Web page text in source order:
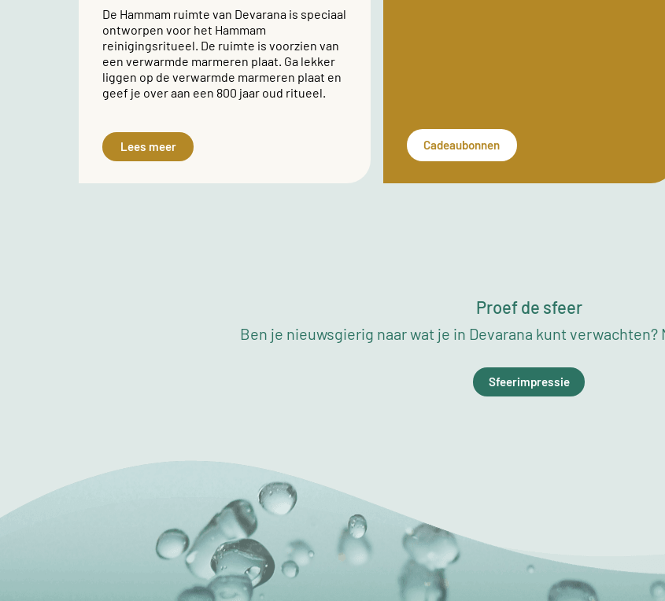
De Hammam ruimte van Devarana is speciaal
ontworpen voor het Hammam
reinigingsritueel. De ruimte is voorzien van
een verwarmde marmeren plaat. Ga lekker
liggen op de verwarmde marmeren plaat en
geef je over aan een 800 jaar oud ritueel.
Lees meer Cadeaubonnen
Proef de sfeer
Ben je nieuwsgierig naar wat je in Devarana kunt
Sfeerimpressie